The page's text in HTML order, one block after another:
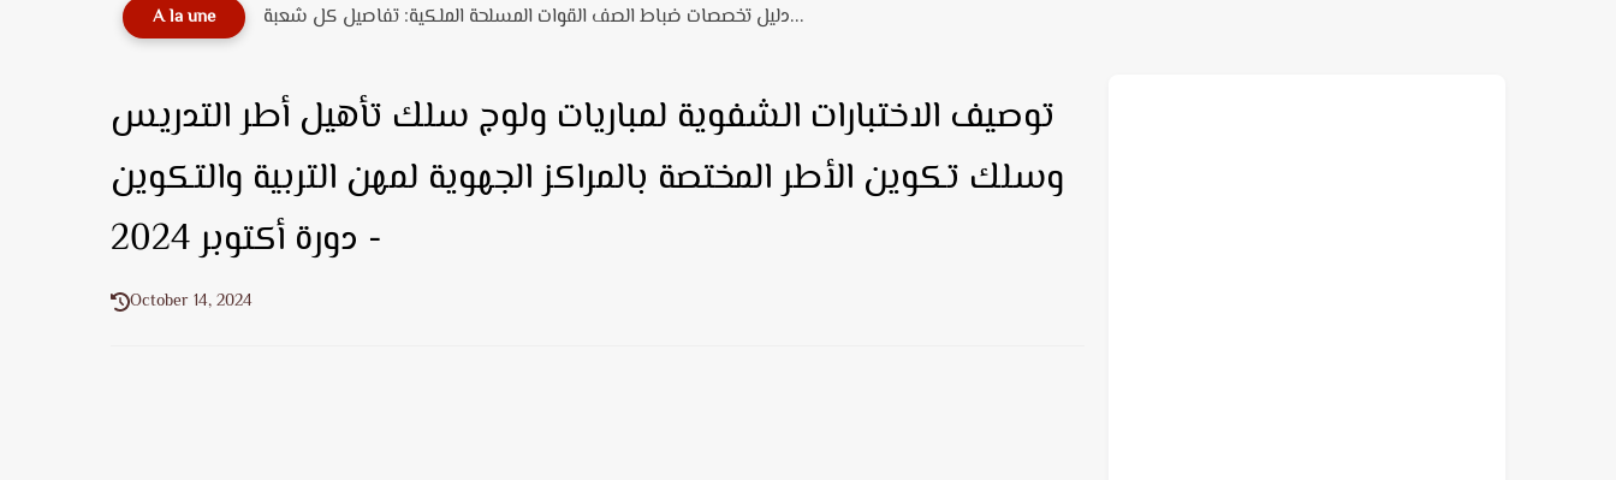
A la une دليل تخصصات ضباط الصف القوات المسلحة الملكية: تفاصيل كل شعبة...
توصيف الاختبارات الشفوية لمباريات ولوج سلك تأهيل أطر التدريس
وسلك تكوين الأطر المختصة بالمراكز الجهوية لمهن التربية والتكوين
- دورة أكتوبر 2024
October 14, 2024